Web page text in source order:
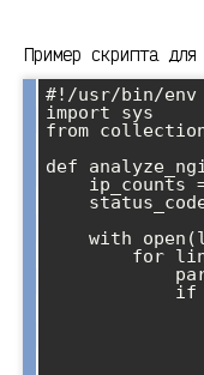
Пример скрипта
#!/usr/bin/env
import sys
from
def